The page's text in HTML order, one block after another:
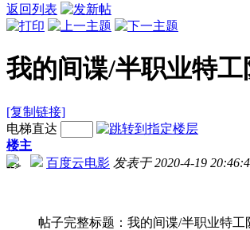
返回列表
我的间谍/半职业特工
[复制链接]
电梯直达
楼主
百度云电影 发表于 2020-4-19
-->
帖子完整标题：我的间谍/半职业特工